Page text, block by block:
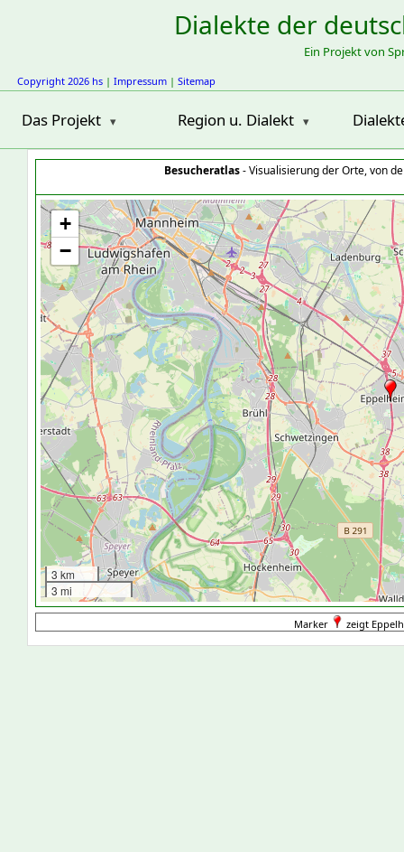
Dialekte der
Ein Projekt von
Copyright 2026 hs | Impressum | Sitemap
Das Projekt Region u. Dialekt
Besucheratlas- Visualisierung der Orte, von
+
−
3 km
3 mi
Marker zeigt